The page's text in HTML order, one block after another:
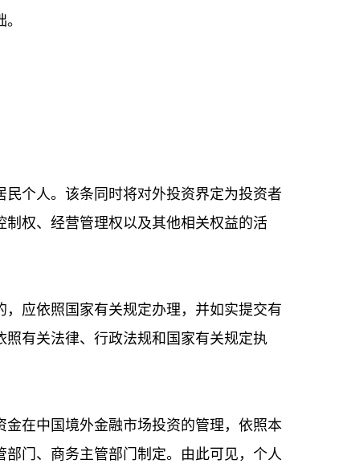
个人。该条同时将对外投资界定为投资者
权、经营管理权以及其他相关权益的活
应依照国家有关规定办理，并如实提交有
有关法律、行政法规和国家有关规定执
在中国境外金融市场投资的管理，依照本
门、商务主管部门制定。由此可见，个人